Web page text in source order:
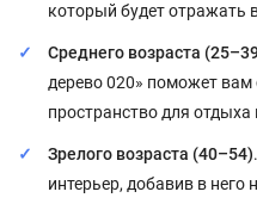
который будет отражать
Среднего возраста
дерево 020» поможет
пространство для
Зрелого возраста (40–54)
интерьер, добавив в него